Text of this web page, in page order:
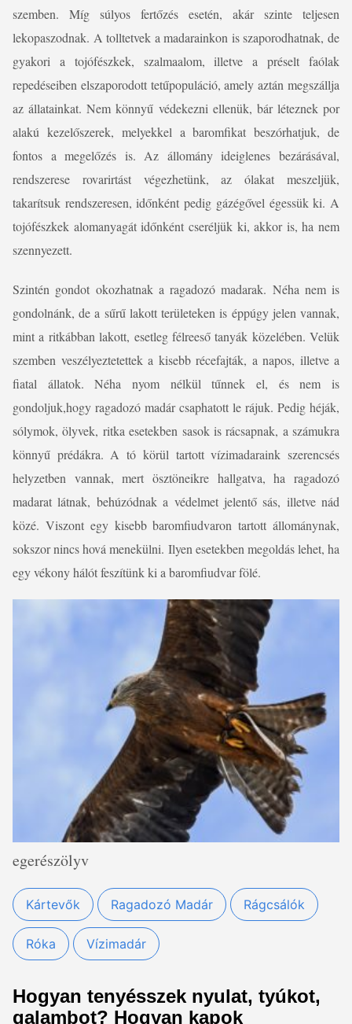
szemben. Míg súlyos fertőzés esetén, akár szinte teljesen
lekopaszodnak. A tolltetvek a madarainkon is szaporodhatnak, de
gyakori a tojófészkek, szalmaalom, illetve a préselt faólak
repedéseiben elszaporodott tetűpopuláció, amely aztán megszállja
az állatainkat. Nem könnyű védekezni ellenük, bár léteznek por
alakú kezelőszerek, melyekkel a baromfikat beszórhatjuk, de
fontos a megelőzés is. Az állomány ideiglenes bezárásával,
rendszerese rovarirtást végezhetünk, az ólakat meszeljük,
takarítsuk rendszeresen, időnként pedig gázégővel égessük ki. A
tojófészkek alomanyagát időnként cseréljük ki, akkor is, ha nem
szennyezett.
Szintén gondot okozhatnak a ragadozó madarak. Néha nem is
gondolnánk, de a sűrű lakott területeken is éppúgy jelen vannak,
mint a ritkábban lakott, esetleg félreeső tanyák közelében. Velük
szemben veszélyeztetettek a kisebb récefajták, a napos, illetve a
fiatal állatok. Néha nyom nélkül tűnnek el, és nem is
gondoljuk,hogy ragadozó madár csaphatott le rájuk. Pedig héják,
sólymok, ölyvek, ritka esetekben sasok is rácsapnak, a számukra
könnyű prédákra. A tó körül tartott vízimadaraink szerencsés
helyzetben vannak, mert ösztöneikre hallgatva, ha ragadozó
madarat látnak, behúzódnak a védelmet jelentő sás, illetve nád
közé. Viszont egy kisebb baromfiudvaron tartott állománynak,
sokszor nincs hová menekülni. Ilyen esetekben megoldás lehet, ha
egy vékony hálót feszítünk ki a baromfiudvar fölé.
egerészölyv
Kártevők Ragadozó Madár Rágcsálók
Róka Vízimadár
Hogyan tenyésszek nyulat, tyúkot,
galambot? Hogyan kapok